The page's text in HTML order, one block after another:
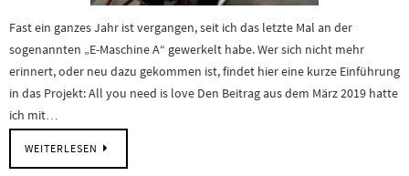
Fast ein ganzes Jahr ist vergangen, seit ich das letzte Mal an der
sogenannten „E-Maschine A“ gewerkelt habe. Wer sich nicht mehr
erinnert, oder neu dazu gekommen ist, findet hier eine kurze Einführung
in das Projekt: All you need is love Den Beitrag aus dem März 2019 hatte
ich mit…
WEITERLESEN